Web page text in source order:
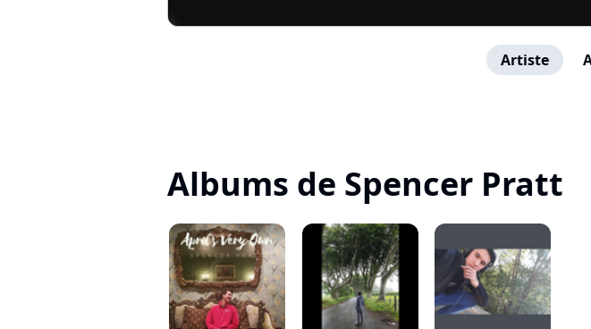
Artiste
Albums de Spencer Pratt